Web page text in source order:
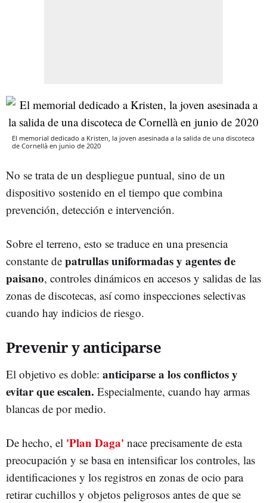
El memorial dedicado a Kristen, la joven asesinada a la salida de una discoteca
de Cornellà en junio de 2020
No se trata de un despliegue puntual, sino de un
dispositivo sostenido en el tiempo que combina
prevención, detección e intervención.
Sobre el terreno, esto se traduce en una presencia
constante de patrullas uniformadas y agentes de
paisano, controles dinámicos en accesos y salidas de las
zonas de discotecas, así como inspecciones selectivas
cuando hay indicios de riesgo.
Prevenir y anticiparse
El objetivo es doble: anticiparse a los conflictos y
evitar que escalen. Especialmente, cuando hay armas
blancas de por medio.
De hecho, el 'Plan Daga' nace precisamente de esta
preocupación y se basa en intensificar los controles, las
identificaciones y los registros en zonas de ocio para
retirar cuchillos y objetos peligrosos antes de que se